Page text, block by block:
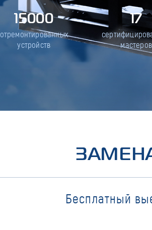
15000
отремонтированных
устройств
17
мастеров
Бесплатный